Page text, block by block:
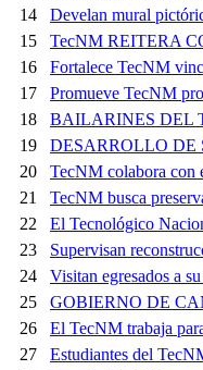
14
Develan mural
15
TecNM REITERA
16
Fortalece TecNM
17
Promueve TecNM
18
BAILARINES DEL
19
DESARROLLO DE
20
TecNM colabora con
21
TecNM busca
22
El Tecnológico
23
Supervisan
24
Visitan egresados a
25
GOBIERNO DE
26
El TecNM trabaja
27
Estudiantes del